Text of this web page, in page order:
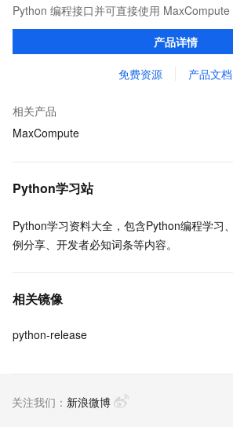
Python 编程接口并可直接使用
口，与 MaxCompute Notebook、镜像管理
MaxCompute 完整 Python 开发生态。
产品详情
免费资源 产品文档
相关产品
MaxCompute
Python学习站
Python学习资料大全，包含Python编程学习
例分享、开发者必知词条等内容。
相关镜像
python-release
关注我们： 新浪微博